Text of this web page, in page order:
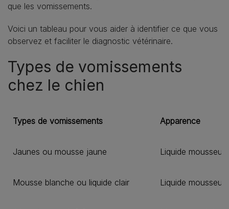
que les vomissements.
Voici un tableau pour vous aider à identifier ce que vous
observez et faciliter le diagnostic vétérinaire.
Types de vomissements
chez le chien
Types de vomissements Apparence
Jaunes ou mousse jaune Liquide
Mousse blanche ou liquide clair Liquide